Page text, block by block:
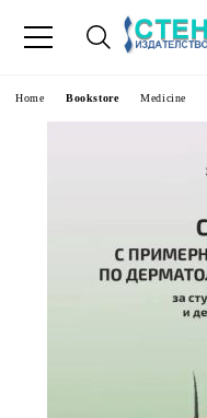
Home Bookstore Medicine